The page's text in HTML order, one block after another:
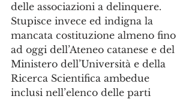
delle associazioni a delinquere.
Stupisce invece ed indigna la
mancata costituzione almeno fino
ad oggi dell’Ateneo catanese e del
Ministero dell’Università e della
Ricerca Scientifica ambedue
inclusi nell’elenco delle parti